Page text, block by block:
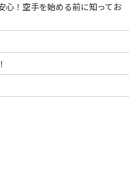
心！空手を始める前に知ってお